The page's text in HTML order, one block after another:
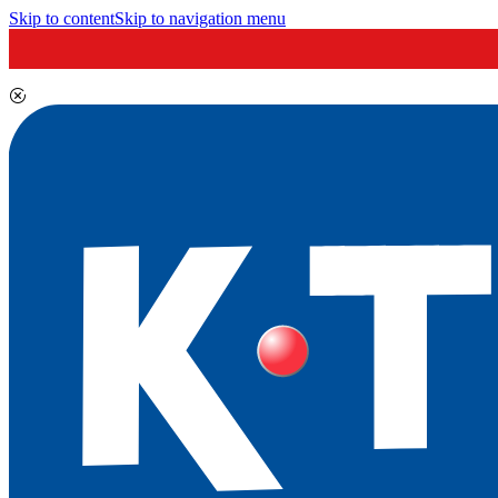
Skip to contentSkip to navigation menu